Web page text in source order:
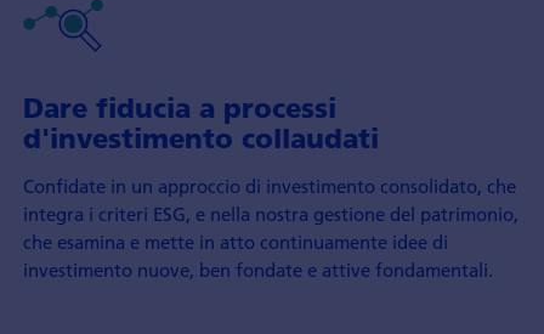
Dare fiducia a processi
d'investimento collaudati
Confidate in un approccio di investimento consolidato, che
integra i criteri ESG, e nella nostra gestione del patrimonio,
che esamina e mette in atto continuamente idee di
investimento nuove, ben fondate e attive fondamentali.